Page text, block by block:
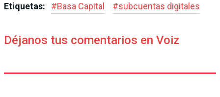
Etiquetas: #Basa Capital #subcuentas digitales
Déjanos tus comentarios en Voiz